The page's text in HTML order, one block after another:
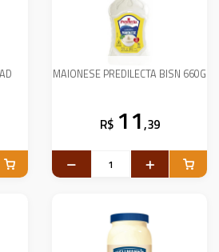
MAIONESE PREDILECTA BISN 660G
R$ 11,39